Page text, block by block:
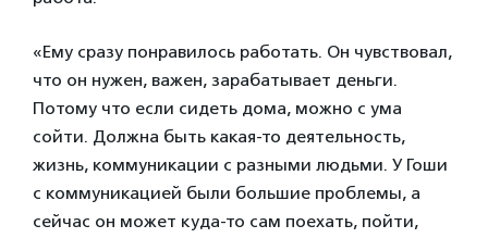
«Ему сразу понравилось работать. Он чувствовал,
что он нужен, важен, зарабатывает деньги.
Потому что если сидеть дома, можно с ума
сойти. Должна быть какая-то деятельность,
жизнь, коммуникации с разными людьми. У Гоши
с коммуникацией были большие проблемы, а
сейчас он может куда-то сам поехать, пойти,